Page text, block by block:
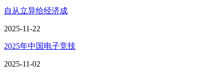
自从立异给经济成
2025-11-22
2025年中国电子竞技
2025-11-02